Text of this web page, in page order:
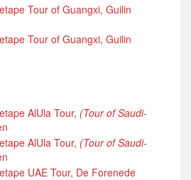
Tour of Guangxi, Guilin
Tour of Guangxi, Guilin
AlUla Tour, (Tour of Saudi-
AlUla Tour, (Tour of Saudi-
UAE Tour, De Forenede